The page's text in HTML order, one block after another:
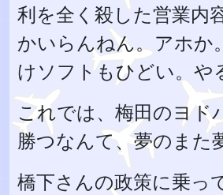
利を全く殺した営業内
かいらんねん。アホか
けソフトもひどい。や
これでは、梅田のヨド
勝つなんて、夢のまた
橋下さんの政策に乗っ